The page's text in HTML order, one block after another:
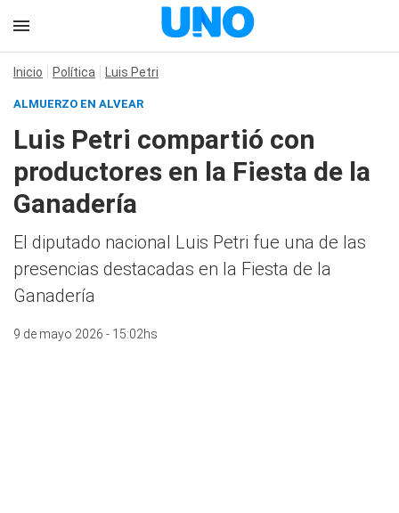
Inicio Política Luis Petri
ALMUERZO EN ALVEAR
Luis Petri compartió con
productores en la Fiesta de la
Ganadería
El diputado nacional Luis Petri fue una de las
presencias destacadas en la Fiesta de la
Ganadería
9 de mayo 2026 - 15:02hs